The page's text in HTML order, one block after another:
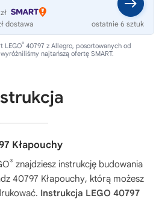
zł
dostawa
ostatnie 6 sztuk
LEGO® 40797 z Allegro, posortowanych od
najtańszą ofertę SMART.
Kłapouchy
® znajdziesz instrukcję budowania
40797 Kłapouchy, którą możesz
Instrukcja LEGO 40797